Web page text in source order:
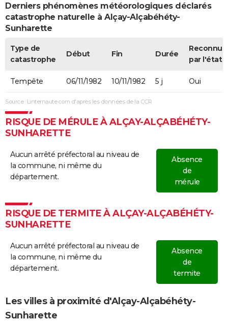
Derniers phénomènes météorologiques déclarés
catastrophe naturelle à Alçay-Alçabéhéty-
Sunharette
Type de
catastrophe
Début Fin Durée
Reconnue
par l'état
Tempête 06/11/1982 10/11/1982 5 j Oui
Source : Linternaute.com d'après les données de la CCR
RISQUE DE MÉRULE À ALÇAY-ALÇABÉHÉTY-
SUNHARETTE
Aucun arrêté préfectoral au niveau de
la commune, ni même du
département.
Absence
de
mérule
RISQUE DE TERMITE À ALÇAY-ALÇABÉHÉTY-
SUNHARETTE
Aucun arrêté préfectoral au niveau de
la commune, ni même du
département.
Absence
de
termite
Les villes à proximité d'Alçay-Alçabéhéty-
Sunharette